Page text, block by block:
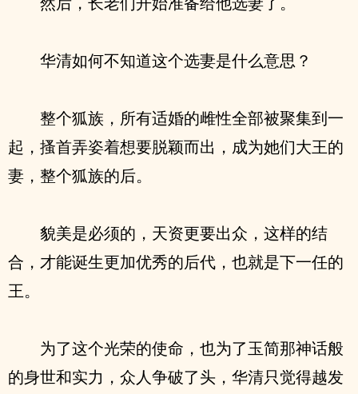
华清如何不知道这个选妻是什么意思？
整个狐族，所有适婚的雌性全部被聚集到一
起，搔首弄姿着想要脱颖而出，成为她们大王的
妻，整个狐族的后。
貌美是必须的，天资更要出众，这样的结
合，才能诞生更加优秀的后代，也就是下一任的
王。
为了这个光荣的使命，也为了玉简那神话般
的身世和实力，众人争破了头，华清只觉得越发